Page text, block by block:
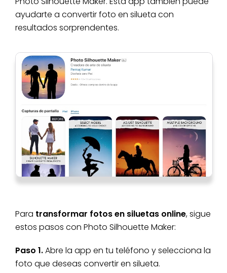
ayudarte a convertir foto en silueta con
resultados sorprendentes.
Para transformar fotos en siluetas online, sigue
estos pasos con Photo Silhouette Maker:
Paso 1.Abre la app en tu teléfono y selecciona la
foto que deseas convertir en silueta.